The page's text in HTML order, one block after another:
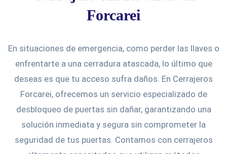
Forcarei
En situaciones de emergencia, como perder las llaves o
enfrentarte a una cerradura atascada, lo último que
deseas es que tu acceso sufra daños. En Cerrajeros
Forcarei, ofrecemos un servicio especializado de
desbloqueo de puertas sin dañar, garantizando una
solución inmediata y segura sin comprometer la
seguridad de tus puertas. Contamos con cerrajeros